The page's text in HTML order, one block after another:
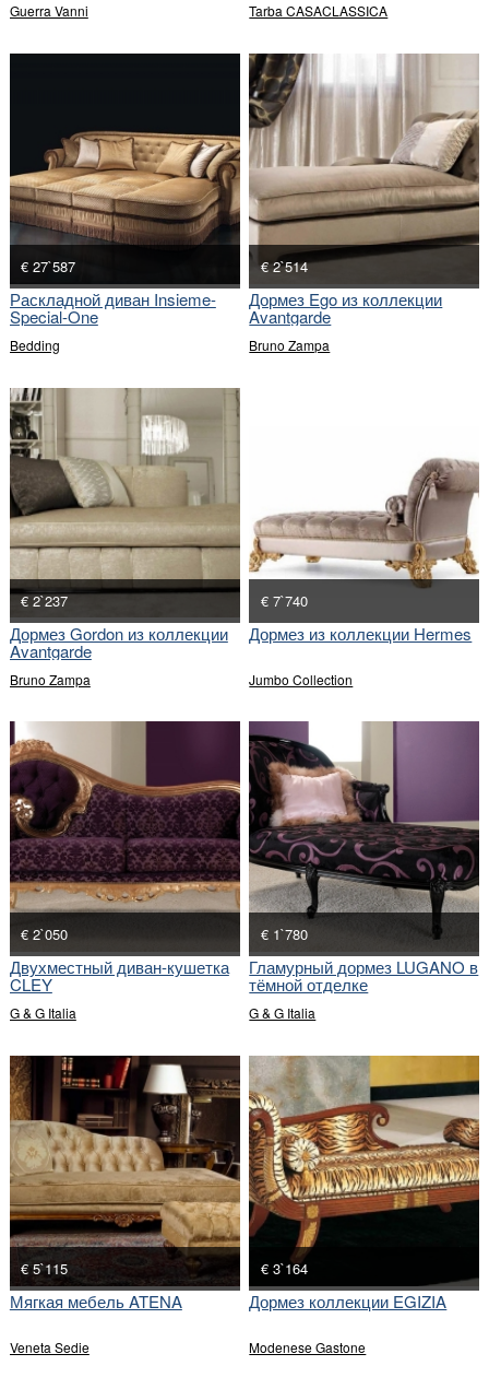
Guerra Vanni Tarba CASACLASSICA
€ 27`587
Раскладной диван Insieme-
Special-One
Bedding
€ 2`514
Дормез Ego из коллекции
Avantgarde
Bruno Zampa
€ 2`237
Дормез Gordon из коллекции
Avantgarde
Bruno Zampa
€ 7`740
Дормез из коллекции Hermes
Jumbo Collection
€ 2`050
Двухместный диван-кушетка
CLEY
G & G Italia
€ 1`780
Гламурный дормез LUGANO в
тёмной отделке
G & G Italia
€ 5`115
Мягкая мебель ATENA
Veneta Sedie
€ 3`164
Дормез коллекции EGIZIA
Modenese Gastone